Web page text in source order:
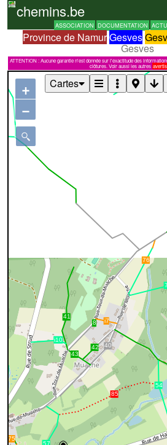
chemins.be
ASSOCIATION DOCUMENTATION
Province de NamurGesves
Gesves
ATTENTION : Aucune garantie n'est donnée sur l'exactitude des
clôtures. Voir aussi les autres
+
−
Cartes